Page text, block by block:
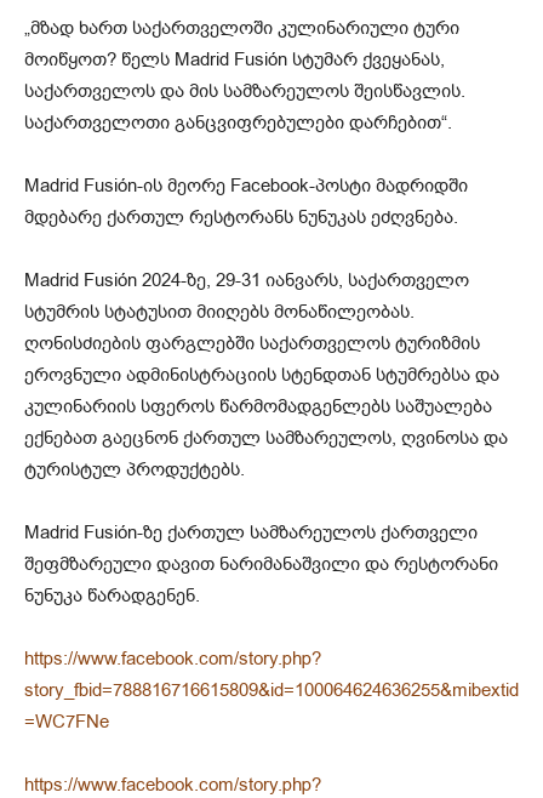
„მზად ხართ საქართველოში კულინარიული ტური
მოიწყოთ? წელს Madrid Fusión სტუმარ ქვეყანას,
საქართველოს და მის სამზარეულოს შეისწავლის.
საქართველოთი განცვიფრებულები დარჩებით“.
Madrid Fusión-ის მეორე Facebook-პოსტი მადრიდში
მდებარე ქართულ რესტორანს ნუნუკას ეძღვნება.
Madrid Fusión 2024-ზე, 29-31 იანვარს, საქართველო
სტუმრის სტატუსით მიიღებს მონაწილეობას.
ღონისძიების ფარგლებში საქართველოს ტურიზმის
ეროვნული ადმინისტრაციის სტენდთან სტუმრებსა და
კულინარიის სფეროს წარმომადგენლებს საშუალება
ექნებათ გაეცნონ ქართულ სამზარეულოს, ღვინოსა და
ტურისტულ პროდუქტებს.
Madrid Fusión-ზე ქართულ სამზარეულოს ქართველი
შეფმზარეული დავით ნარიმანაშვილი და რესტორანი
ნუნუკა წარადგენენ.
https://www.facebook.com/story.php?
story_fbid=788816716615809&id=100064624636255&mibextid
=WC7FNe
https://www.facebook.com/story.php?